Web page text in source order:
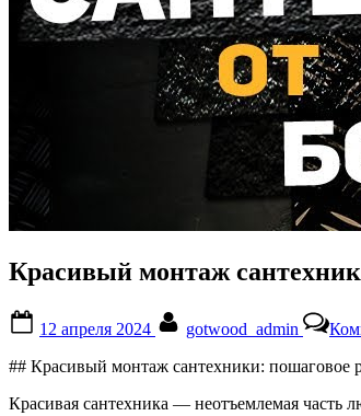
Красивый монтаж
on
12 апреля 2024 gotwood_admin
## Красивый монтаж сантехники: пошаговое
Красивая сантехника — неотъемлемая часть